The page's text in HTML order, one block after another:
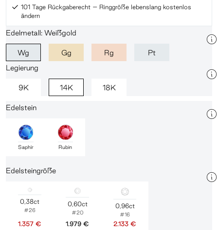
101 Tage Rückgaberecht – Ringgröße lebenslang kostenlos
ändern
Edelmetall: Weißgold
Wg Gg Rg
Pt
Legierung
9K 14K 18K
Edelstein
Saphir Rubin
Edelsteingröße
0,38ct
#26
1.357 €
0,60ct
#20
1.979 €
0,96ct
#16
2.133 €